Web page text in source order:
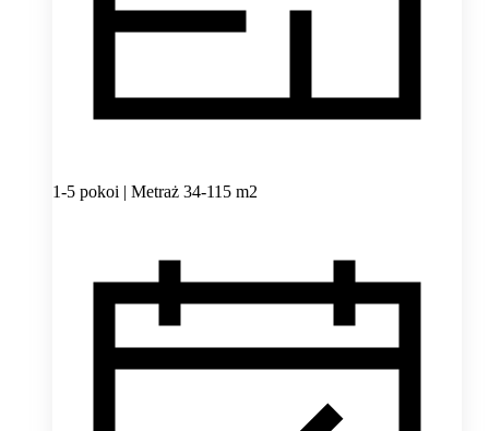
1-5 pokoi | Metraż 34-115 m2